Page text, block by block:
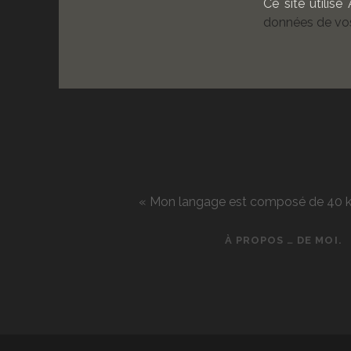
Ce site utilise
données de
« Mon langage est composé de 40
À PROPOS … DE MOI.